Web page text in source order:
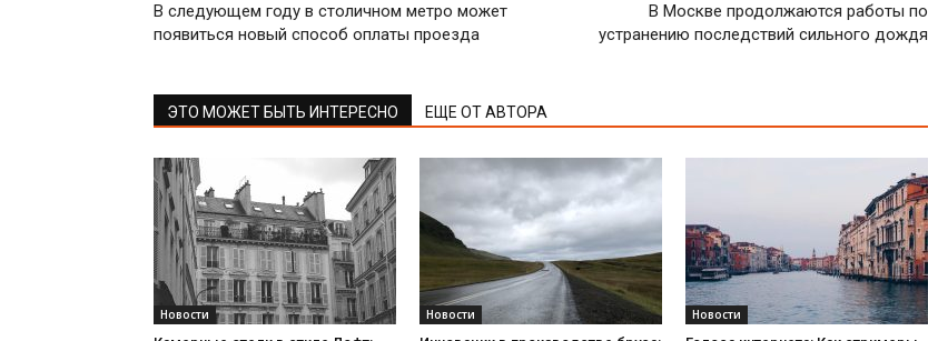
В следующем году в столичном метро может
появиться новый способ оплаты проезда
В Москве продолжаются работы по
устранению последствий сильного дождя
ЭТО МОЖЕТ БЫТЬ ИНТЕРЕСНО ЕЩЕ ОТ АВТОРА
Новости Новости Новости